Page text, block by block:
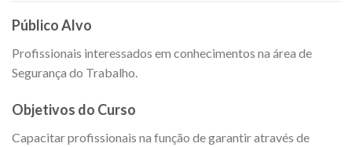
Público Alvo
Profissionais interessados em conhecimentos na área de
Segurança do Trabalho.
Objetivos do Curso
Capacitar profissionais na função de garantir através de